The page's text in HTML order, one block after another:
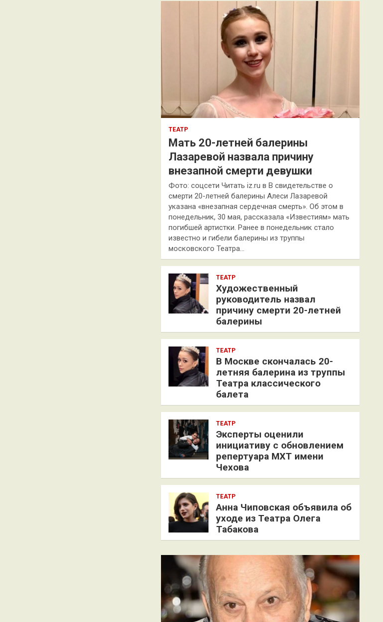
к
ТЕАТР
Мать 20-летней балерины
Лазаревой назвала причину
внезапной смерти девушки
Фото: соцсети Читать iz.ru в В свидетельстве о
смерти 20-летней балерины Алеси Лазаревой
указана «внезапная сердечная смерть». Об этом в
понедельник, 30 мая, рассказала «Известиям» мать
погибшей артистки. Ранее в понедельник стало
известно и гибели балерины из труппы
московского Театра…
ТЕАТР
Художественный
руководитель назвал
причину смерти 20-летней
балерины
ТЕАТР
В Москве скончалась 20-
летняя балерина из труппы
Театра классического
балета
ТЕАТР
Эксперты оценили
инициативу с обновлением
репертуара МХТ имени
Чехова
ТЕАТР
Анна Чиповская объявила об
уходе из Театра Олега
Табакова